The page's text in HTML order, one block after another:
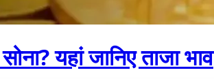
यहां जानिए ताजा भाव